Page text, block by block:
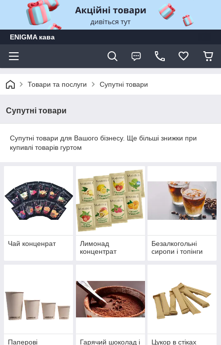
ENIGMA кава
Товари та послуги Супутні товари
Супутні товари
Супутні товари для Вашого бізнесу. Ще більші знижки при
купивлі товарів гуртом
Чай конценрат
Лимонад
концентрат
Безалкогольні
сиропи і топінги
Паперові
Гарячий шоколад і
Цукор в стіках